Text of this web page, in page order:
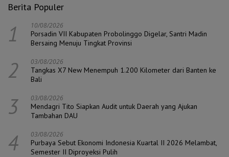
Berita Populer
1 10/08/2026
Porsadin VII Kabupaten Probolinggo Digelar, Santri Madin
Bersaing Menuju Tingkat Provinsi
2 03/08/2026
Tangkas X7 New Menempuh 1.200 Kilometer dari Banten ke
Bali
3 03/08/2026
Mendagri Tito Siapkan Audit untuk Daerah yang Ajukan
Tambahan DAU
4 03/08/2026
Purbaya Sebut Ekonomi Indonesia Kuartal II 2026 Melambat,
Semester II Diproyeksi Pulih